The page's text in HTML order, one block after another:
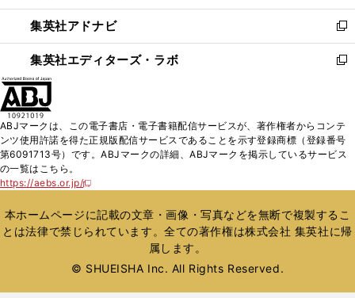
開
く
ウ
で
開
く
ン
ド
ウ
で
ウ
ィ
ン
ド
く
集英社アドナビ
新
し
い
ド
ウ
で
集英社エディターズ・ラボ
新
ィ
ン
ド
開
く
ABJマークは、この電子書店・電子書籍配信サービスが、著作権者からコンテ
ンツ使用許諾を得た正規版配信サービスであることを示す登録商標（登録番号
第6091713号）です。ABJマークの詳細、ABJマークを掲示しているサービス
の一覧はこちら。
https://aebs.or.jp/
新
い
ウ
ィ
ウ
本ホームページに記載の文章・画像・写真などを無断で複製するこ
とは法律で禁じられています。全ての著作権は株式会社 集英社に帰
属します。
© SHUEISHA Inc. All Rights Reserved.